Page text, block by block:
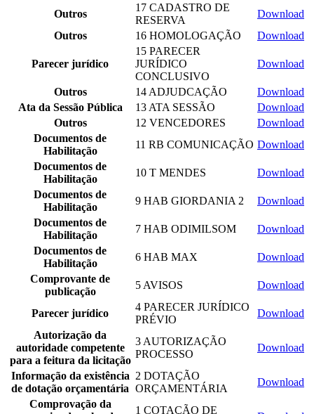
Outros
17 CADASTRO DE
RESERVA
Download
Outros
16 HOMOLOGAÇÃO Download
Parecer jurídico
15 PARECER
JURÍDICO
CONCLUSIVO
Download
Outros 14 ADJUDCAÇÃO
Download
Ata da Sessão Pública
13 ATA SESSÃO
Download
Outros
12 VENCEDORES
Download
Documentos de
Habilitação
11 RB COMUNICAÇÃO Download
Documentos de
Habilitação
10 T MENDES
Download
Documentos de
Habilitação
9 HAB GIORDANIA 2
Download
Documentos de
Habilitação
7 HAB ODIMILSOM
Download
Documentos de
Habilitação
6 HAB MAX
Download
Comprovante de
publicação
5 AVISOS Download
Parecer jurídico
4 PARECER JURÍDICO
PRÉVIO
Download
Autorização da
autoridade competente
para a feitura da licitação
3 AUTORIZAÇÃO
PROCESSO
Download
Informação da existência
de dotação orçamentária
2 DOTAÇÃO
ORÇAMENTÁRIA
Download
Comprovação da
1 COTAÇÃO DE